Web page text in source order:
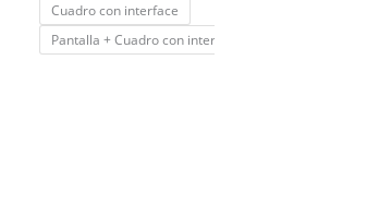
Cuadro con interface
Pantalla + Cuadro con interface
de
producto